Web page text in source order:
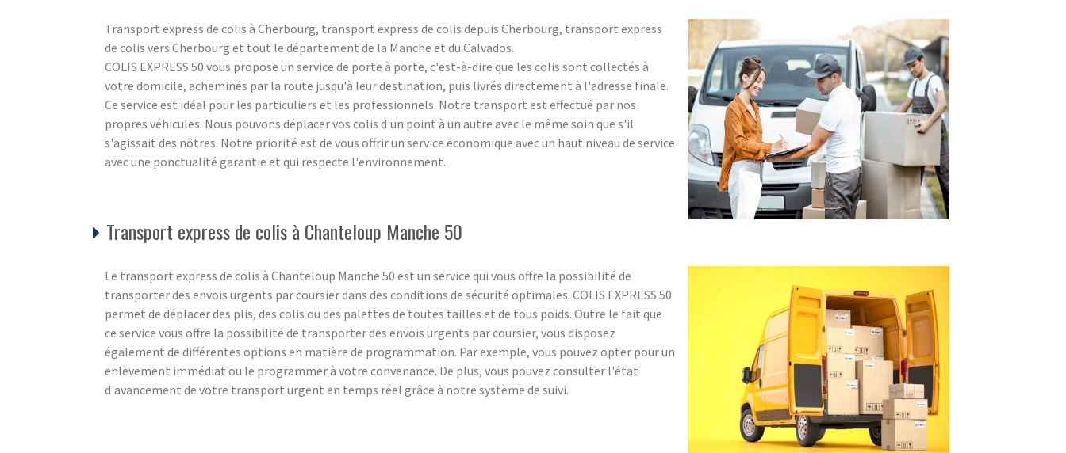
Transport express de colis à Cherbourg, transport express de colis depuis Cherbourg, transport express
de colis vers Cherbourg et tout le département de la Manche et du Calvados.
COLIS EXPRESS 50 vous propose un service de porte à porte, c'est-à-dire que les colis sont collectés à
votre domicile, acheminés par la route jusqu'à leur destination, puis livrés directement à l'adresse finale.
Ce service est idéal pour les particuliers et les professionnels. Notre transport est effectué par nos
propres véhicules. Nous pouvons déplacer vos colis d'un point à un autre avec le même soin que s'il
s'agissait des nôtres. Notre priorité est de vous offrir un service économique avec un haut niveau de service
avec une ponctualité garantie et qui respecte l'environnement.
Transport express de colis à Chanteloup Manche 50
Le transport express de colis à Chanteloup Manche 50 est un service qui vous offre la possibilité de
transporter des envois urgents par coursier dans des conditions de sécurité optimales. COLIS EXPRESS 50
permet de déplacer des plis, des colis ou des palettes de toutes tailles et de tous poids. Outre le fait que
ce service vous offre la possibilité de transporter des envois urgents par coursier, vous disposez
également de différentes options en matière de programmation. Par exemple, vous pouvez opter pour un
enlèvement immédiat ou le programmer à votre convenance. De plus, vous pouvez consulter l'état
d'avancement de votre transport urgent en temps réel grâce à notre système de suivi.